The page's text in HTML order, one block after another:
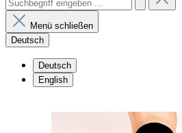
Menü schließen
Deutsch
Deutsch
English